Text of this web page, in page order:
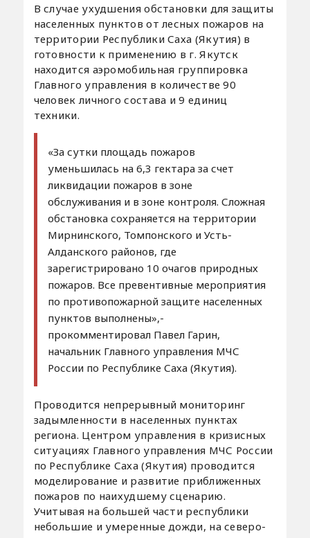
В случае ухудшения обстановки для защиты
населенных пунктов от лесных пожаров на
территории Республики Саха (Якутия) в
готовности к применению в г. Якутск
находится аэромобильная группировка
Главного управления в количестве 90
человек личного состава и 9 единиц
техники.
«За сутки площадь пожаров
уменьшилась на 6,3 гектара за счет
ликвидации пожаров в зоне
обслуживания и в зоне контроля. Сложная
обстановка сохраняется на территории
Мирнинского, Томпонского и Усть-
Алданского районов, где
зарегистрировано 10 очагов природных
пожаров. Все превентивные мероприятия
по противопожарной защите населенных
пунктов выполнены»,-
прокомментировал Павел Гарин,
начальник Главного управления МЧС
России по Республике Саха (Якутия).
Проводится непрерывный мониторинг
задымленности в населенных пунктах
региона. Центром управления в кризисных
ситуациях Главного управления МЧС России
по Республике Саха (Якутия) проводится
моделирование и развитие приближенных
пожаров по наихудшему сценарию.
Учитывая на большей части республики
небольшие и умеренные дожди, на северо-